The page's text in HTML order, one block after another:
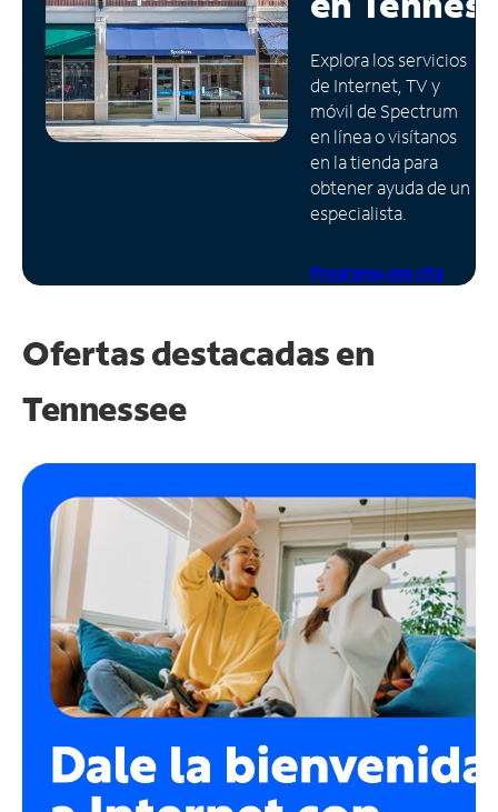
Administrar
cuenta
Encuentra
una
tienda
Explora los servicios
de Internet, TV y
móvil de Spectrum
en línea o visítanos
en la tienda para
obtener ayuda de un
especialista.
Programa una cita
Ofertas destacadas en
Tennessee